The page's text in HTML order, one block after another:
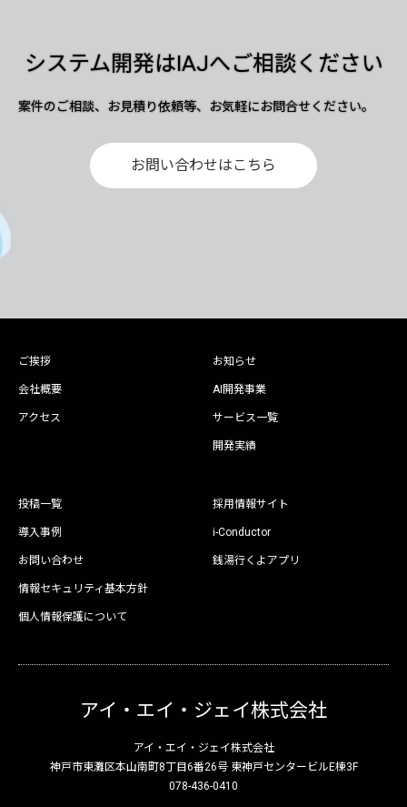
システム開発はIAJへご相談ください
案件のご相談、お見積り依頼等、お気軽にお問合せください。
お問い合わせはこちら
ご挨拶
会社概要
アクセス
お知らせ
AI開発事業
サービス一覧
開発実績
投稿一覧
導入事例
お問い合わせ
情報セキュリティ基本方針
個人情報保護について
採用情報サイト
i-Conductor
銭湯行くよアプリ
アイ・エイ・ジェイ株式会社
アイ・エイ・ジェイ株式会社
神戸市東灘区本山南町8丁目6番26号 東神戸センタービルE棟3F
078-436-0410